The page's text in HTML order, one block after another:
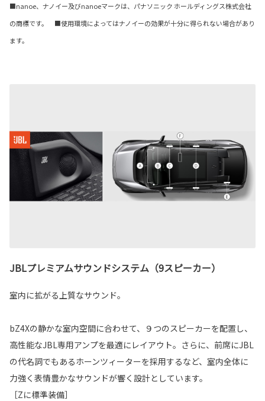
■nanoe、ナノイー及びnanoeマークは、パナソニック ホールディングス株式会社
の商標です。 ■使用環境によってはナノイーの効果が十分に得られない場合があり
ます。
JBLプレミアムサウンドシステム（9スピーカー）
室内に拡がる上質なサウンド。
bZ4Xの静かな室内空間に合わせて、９つのスピーカーを配置し、
高性能なJBL専用アンプを最適にレイアウト。さらに、前席にJBL
の代名詞でもあるホーンツィーターを採用するなど、室内全体に
力強く表情豊かなサウンドが響く設計としています。
［Zに標準装備］